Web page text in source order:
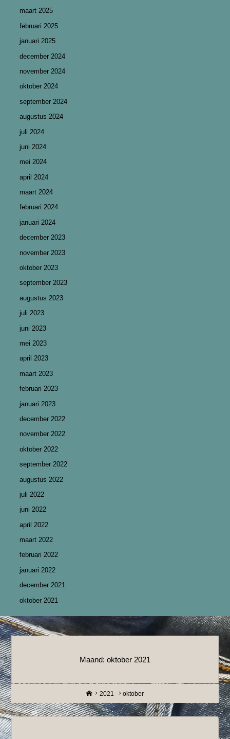
maart 2025
februari 2025
januari 2025
december 2024
november 2024
oktober 2024
september 2024
augustus 2024
juli 2024
juni 2024
mei 2024
april 2024
maart 2024
februari 2024
januari 2024
december 2023
november 2023
oktober 2023
september 2023
augustus 2023
juli 2023
juni 2023
mei 2023
april 2023
maart 2023
februari 2023
januari 2023
december 2022
november 2022
oktober 2022
september 2022
augustus 2022
juli 2022
juni 2022
april 2022
maart 2022
februari 2022
januari 2022
december 2021
oktober 2021
Maand: oktober 2021
Home
2021 oktober